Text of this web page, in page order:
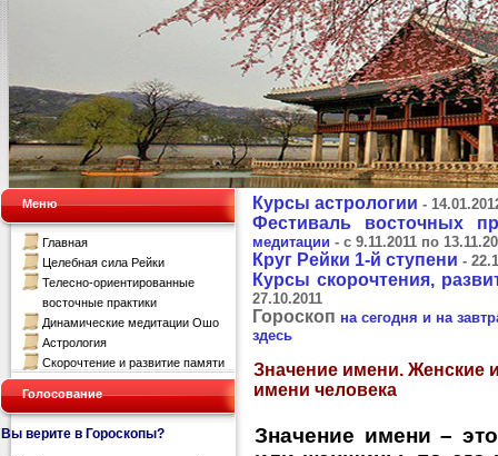
Меню
Главная
Целебная сила Рейки
Телесно-ориентированные
восточные практики
Динамические медитации Ошо
Астрология
Скорочтение и развитие памяти
Голосование
Вы верите в Гороскопы?
Курсы астрологии -
Фестиваль восточных
медитации - с 9.11.2011 по
Круг Рейки 1-й ступени -
Курсы скорочтения,
27.10.2011
Гороскоп на сегодня и на
здесь
Значение имени. Женские
имени человека
Значение имени –